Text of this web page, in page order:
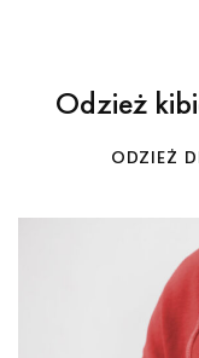
Odzież
ODZIEŻ